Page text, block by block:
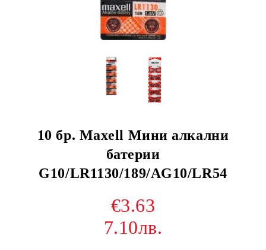
10 бр. Maxell Мини алкални
батерии
G10/LR1130/189/AG10/LR54
€3.63
7.10лв.